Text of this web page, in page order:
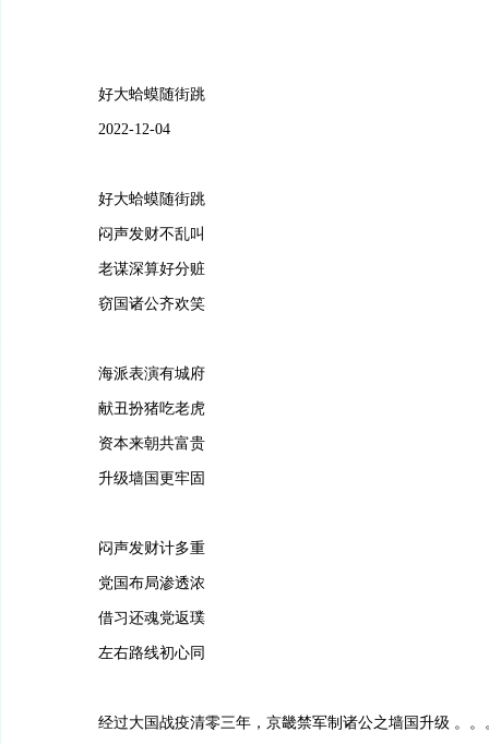
好大蛤蟆随街跳
2022-12-04
好大蛤蟆随街跳
闷声发财不乱叫
老谋深算好分赃
窃国诸公齐欢笑
海派表演有城府
献丑扮猪吃老虎
资本来朝共富贵
升级墙国更牢固
闷声发财计多重
党国布局渗透浓
借习还魂党返璞
左右路线初心同
经过大国战疫清零三年，京畿禁军制诸公之墙国升级 。。